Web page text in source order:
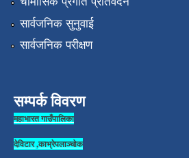
सार्वजनिक सुनुवाई
सार्वजनिक परीक्षण
सम्पर्क विवरण
महाभारत गाउँपालिका
देविटार ,काभ्रेपलाञ्चोक